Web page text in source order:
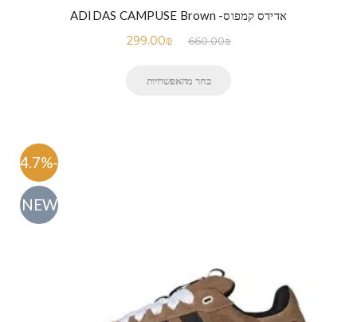
אדידס קמפוס- ADIDAS CAMPUSE Brown
660.00₪
299.00₪
בחר מהאפשרויות
-54.7%
NEW